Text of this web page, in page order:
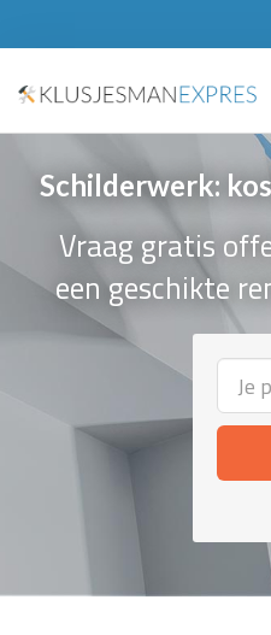
Schilderwerk:
Vraag gratis
een geschikte